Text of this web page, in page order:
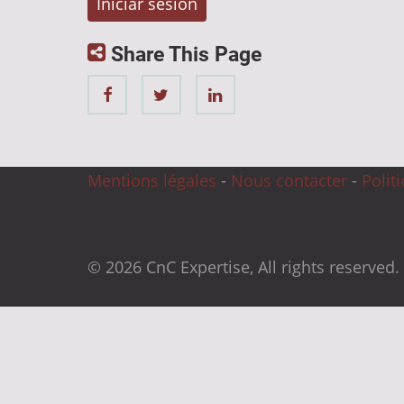
Share This Page
Mentions légales - Nous contacter -
© 2026 CnC Expertise, All rights reserved.